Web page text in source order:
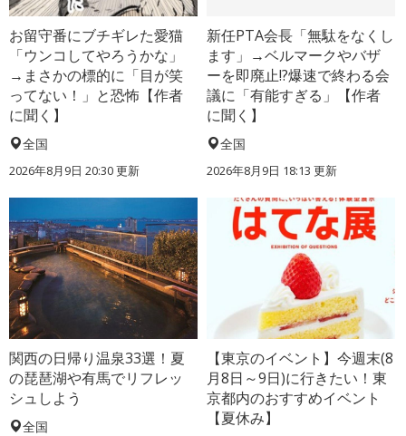
お留守番にブチギレた愛猫
「ウンコしてやろうかな」
→まさかの標的に「目が笑
ってない！」と恐怖【作者
に聞く】
全国
2026年8月9日 20:30更新
新任PTA会長「無駄をなくし
ます」→ベルマークやバザ
ーを即廃止!?爆速で終わる会
議に「有能すぎる」【作者
に聞く】
全国
2026年8月9日 18:13 更新
関西の日帰り温泉33選！夏
の琵琶湖や有馬でリフレッ
シュしよう
全国
【東京のイベント】今週末(8
月8日～9日)に行きたい！東
京都内のおすすめイベント
【夏休み】